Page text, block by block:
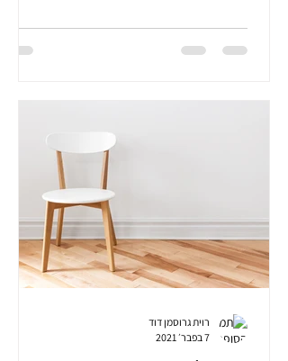
רוית גרוסמן דוד
7 בפבר׳ 2021